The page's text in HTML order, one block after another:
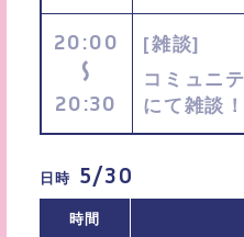
20:00
〜
20:30
[雑談]
コミュニ
にて雑談
日時 5/30
時間